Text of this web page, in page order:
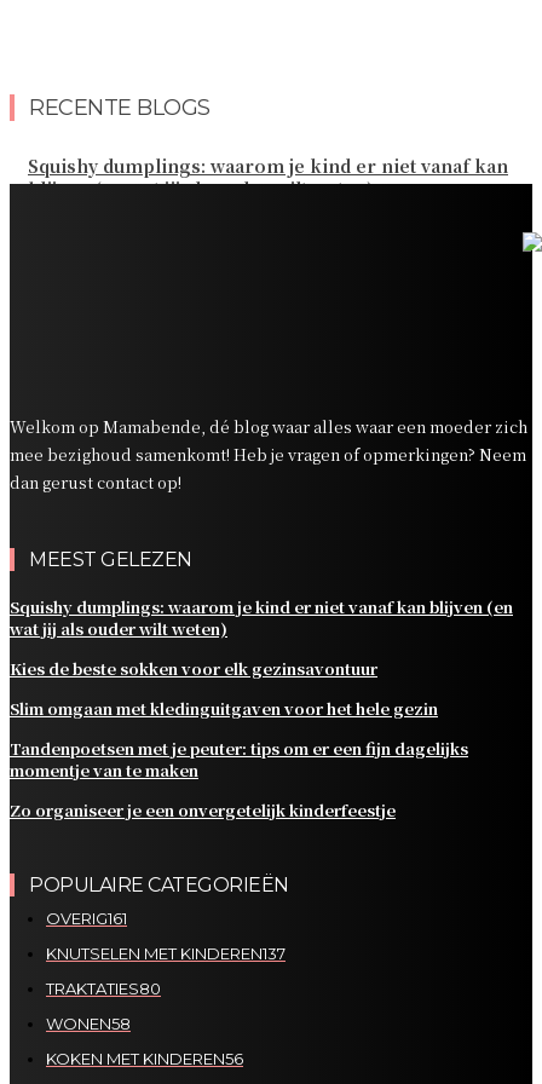
RECENTE BLOGS
Squishy dumplings: waarom je kind er niet vanaf kan
blijven (en wat jij als ouder wilt weten)
Welkom op Mamabende, dé blog waar alles waar een moeder zich
mee bezighoud samenkomt! Heb je vragen of opmerkingen? Neem
dan gerust contact op!
MEEST GELEZEN
Squishy dumplings: waarom je kind er niet vanaf kan blijven (en
wat jij als ouder wilt weten)
Kies de beste sokken voor elk gezinsavontuur
Slim omgaan met kledinguitgaven voor het hele gezin
Tandenpoetsen met je peuter: tips om er een fijn dagelijks
momentje van te maken
Zo organiseer je een onvergetelijk kinderfeestje
POPULAIRE CATEGORIEËN
OVERIG161
KNUTSELEN MET KINDEREN137
TRAKTATIES80
WONEN58
KOKEN MET KINDEREN56